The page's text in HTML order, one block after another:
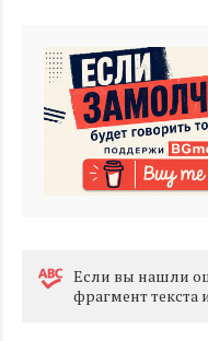
Eсли вы нашли
фрагмент текста